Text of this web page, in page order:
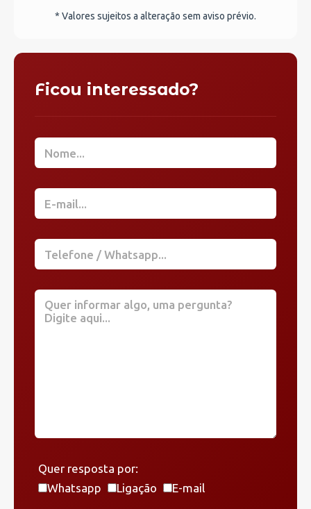
* Valores sujeitos a alteração sem aviso prévio.
Ficou interessado?
Quer resposta por:
Whatsapp
Ligação E-mail